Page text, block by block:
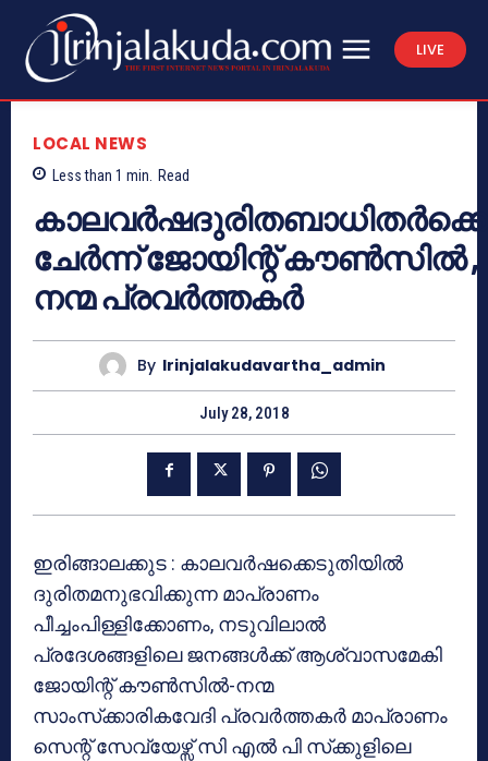
LIVE
LOCAL NEWS
Less than 1 min. Read
ചേര്‍ന്ന് ജോയിന്റ് കൗണ്‍സില്‍ ,
നന്മ പ്രവര്‍ത്തകര്‍
By Irinjalakudavartha_admin
July 28, 2018
ഇരിങ്ങാലക്കുട : കാലവര്‍ഷക്കെടുതിയില്‍
ദുരിതമനുഭവിക്കുന്ന മാപ്രാണം
പീച്ചംപിള്ളിക്കോണം, നടുവിലാല്‍
പ്രദേശങ്ങളിലെ ജനങ്ങള്‍ക്ക് ആശ്വാസമേകി
ജോയിന്റ് കൗണ്‍സില്‍-നന്മ
സാംസ്‌ക്കാരികവേദി പ്രവര്‍ത്തകര്‍ മാപ്രാണം
സെന്റ് സേവ്യേഴ്സ് സി എല്‍ പി സ്‌ക്കുളിലെ